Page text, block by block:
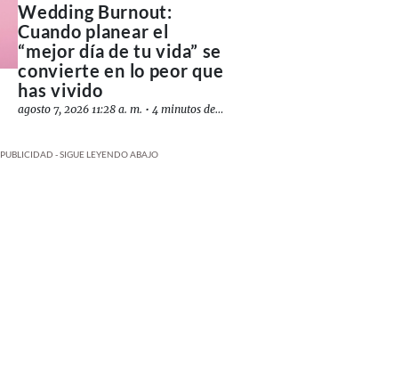
Wedding Burnout:
Cuando planear el
“mejor día de tu vida” se
convierte en lo peor que
has vivido
agosto 7, 2026 11:28 a. m. •4 minutos de lectura
PUBLICIDAD - SIGUE LEYENDO ABAJO